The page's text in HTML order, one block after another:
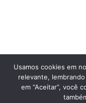
Usamos cookies em
relevante,
em “Aceitar”, você